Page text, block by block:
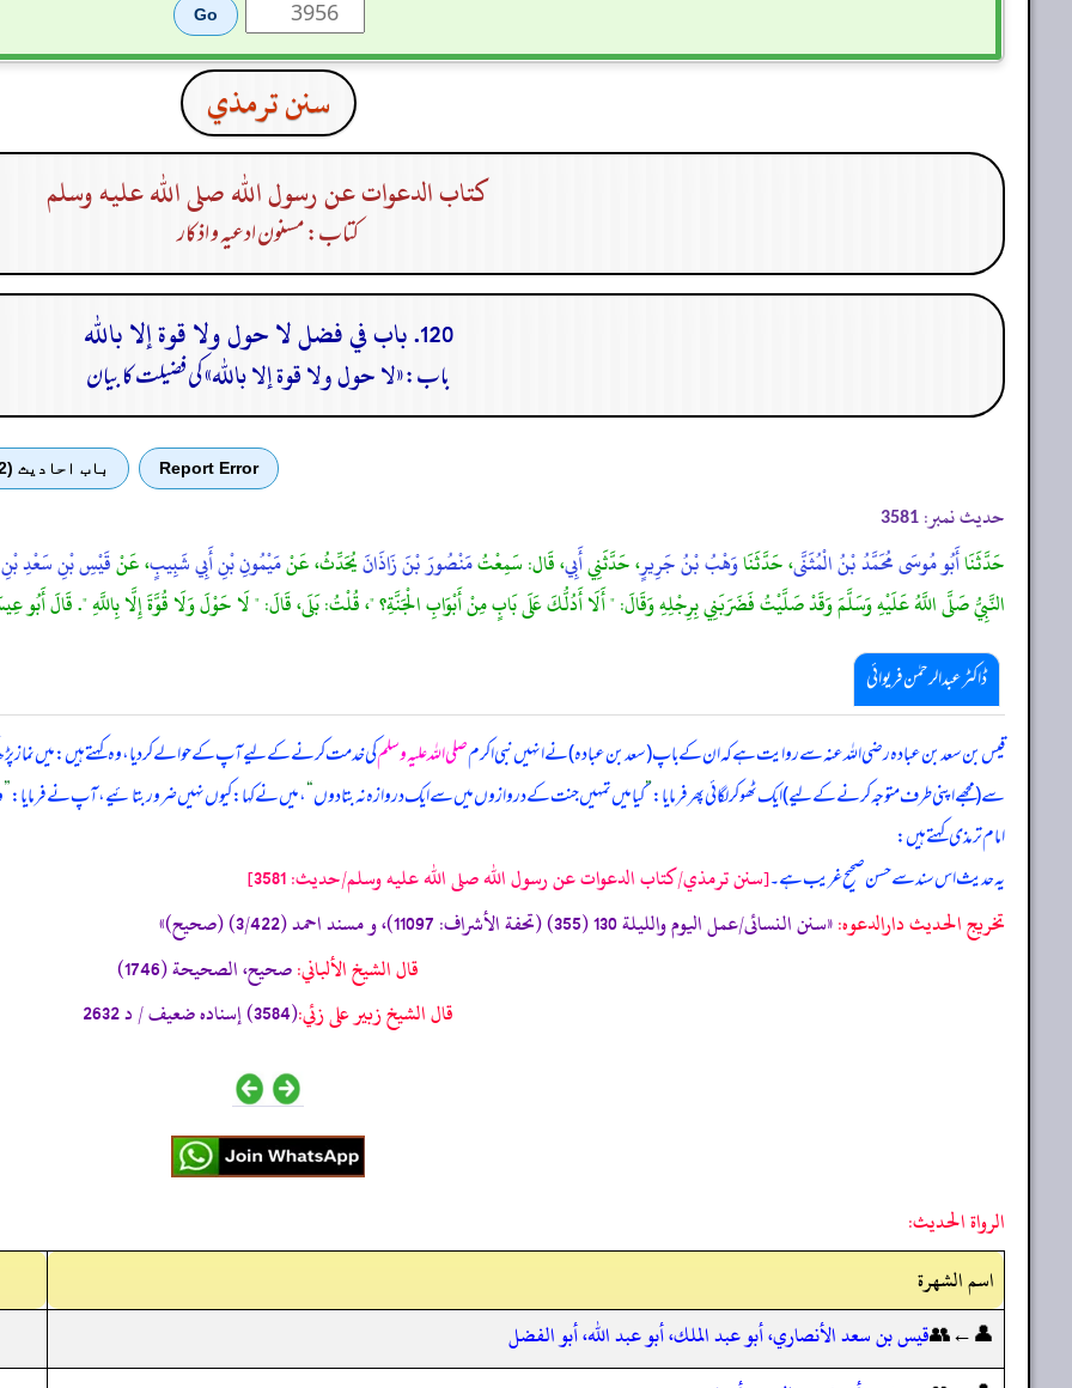
سنن ترمذي
كتاب الدعوات عن رسول الله صلى الله عليه وسلم
کتاب: مسنون ادعیہ و اذکار
120. باب في فضل لا حول ولا قوة إلا بالله
باب:«لا حول ولا قوة إلا بالله»کی فضیلت کا بیان
Report Error باب احادیث (2)
حدیث نمبر: 3581
حَدَّثَنَاأَبُو مُوسَى مُحَمَّدُ بْنُ الْمُثَنَّى، حَدَّثَنَاوَهْبُ بْنُ جَرِيرٍ، حَدَّثَنِيأَبِي، قَال: سَمِعْتُمَنْصُورَ بْنَ زَاذَانَيُحَدِّثُ، عَنْمَيْمُونِ بْنِ أَبِي شَبِيبٍ، عَنْقَيْسِ بْنِ سَعْدِ بْنِ
النَّبِيُّ صَلَّى اللَّهُ عَلَيْهِ وَسَلَّمَ وَقَدْ صَلَّيْتُ فَضَرَبَنِي بِرِجْلِهِ وَقَالَ: " أَلَا أَدُلُّكَ عَلَى بَابٍ مِنْ أَبْوَابِ الْجَنَّةِ؟ "، قُلْتُ: بَلَى، قَالَ: " لَا حَوْلَ وَلَا قُوَّةَ إِلَّا بِاللَّهِ ". قَالَ
ڈاکٹر عبدالرحمٰن فریوائی
قیس بن سعد بن عبادہ رضی الله عنہ سے روایت ہے کہان کے باپ (سعد بن عبادہ) نے انہیں نبی اکرمصلی اللہ علیہ وسلمکی خدمت کرنے کے لیے آپ کے حوالے کر دیا، وہ کہتے ہیں: میں نماز پڑھ کر
سے (مجھے اپنی طرف متوجہ کرنے کے لیے) ایک ٹھوکر لگائی پھر فرمایا:”کیا میں تمہیں جنت کے دروازوں میں سے ایک دروازہ نہ بتا دوں“، میں نے کہا: کیوں نہیں ضرور بتائیے، آپ نے فرمایا:”
امام ترمذی کہتے ہیں:
یہ حدیث اس سند سے حسن صحیح غریب ہے۔[سنن ترمذي/كتاب الدعوات عن رسول الله صلى الله عليه وسلم/حدیث: 3581]
تخریج الحدیث دارالدعوہ:«سنن النسائی/عمل الیوم واللیلة 130 (355) (تحفة الأشراف: 11097)، و مسند احمد (3/422) (صحیح)»
قال الشيخ الألباني:صحيح، الصحيحة (1746)
قال الشيخ زبير على زئي:(3584) إسناده ضعيف / د 2632
الرواة الحديث:
اسم الشهرة
👤←👥قيس بن سعد الأنصاري، أبو عبد الملك، أبو عبد الله، أبو الفضل